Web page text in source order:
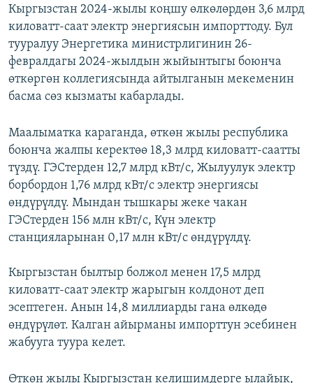
Кыргызстан 2024-жылы коңшу өлкөлөрдөн 3,6 млрд
киловатт-саат электр энергиясын импорттоду. Бул
тууралуу Энергетика министрлигинин 26-
февралдагы 2024-жылдын жыйынтыгы боюнча
өткөргөн коллегиясында айтылганын мекеменин
басма сөз кызматы кабарлады.
Маалыматка караганда, өткөн жылы республика
боюнча жалпы керектөө 18,3 млрд киловатт-саатты
түздү. ГЭСтерден 12,7 млрд кВт/c, Жылуулук электр
борбордон 1,76 млрд кВт/c электр энергиясы
өндүрүлдү. Мындан тышкары жеке чакан
ГЭСтерден 156 млн кВт/c, Күн электр
станцияларынан 0,17 млн кВт/c өндүрүлдү.
Кыргызстан былтыр болжол менен 17,5 млрд
киловатт-саат электр жарыгын колдонот деп
эсептеген. Анын 14,8 миллиарды гана өлкөдө
өндүрүлөт. Калган айырманы импорттун эсебинен
жабууга туура келет.
Өткөн жылы Кыргызстан келишимдерге ылайык,